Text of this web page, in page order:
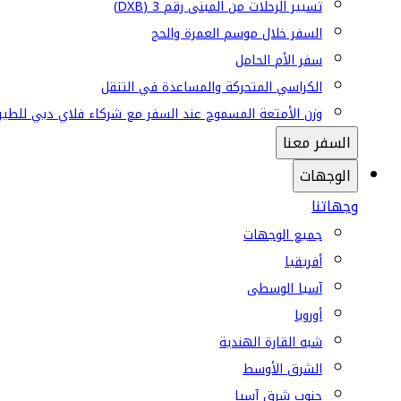
تسيير الرحلات من المبنى رقم 3 (DXB)
السفر خلال موسم العمرة والحج
سفر الأم الحامل
الكراسي المتحركة والمساعدة في التنقل
وزن الأمتعة المسموح عند السفر مع شركاء فلاي دبي
السفر معنا
الوجهات
وجهاتنا
جميع الوجهات
أفريقيا
آسيا الوسطى
أوروبا
شبه القارة الهندية
الشرق الأوسط
جنوب شرق آسيا